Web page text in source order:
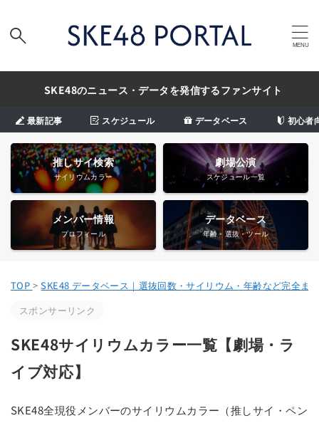
SKE48のニュース・データを発信するファンサイト
最新記事 スケジュール データベース 初心者
推しサイ検索
サイリウムカラー
劇場公演
スケジュール一覧
メンバー情報
プロフィール
データベース
年齢・選抜・ツール
TOP > SKE48 データベース｜選抜回数・サイリウム・年齢など完全ま
スポンサーリンク
SKE48サイリウムカラー一覧【劇場・ラ
イブ対応】
SKE48全現役メンバーのサイリウムカラー（推しサイ・ペン